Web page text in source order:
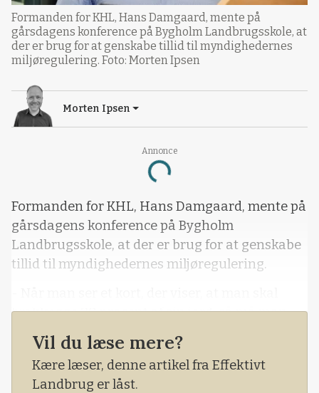
Annonce
Loading...
Formanden for KHL, Hans Damgaard, mente på
gårsdagens konference på Bygholm Landbrugsskole, at
der er brug for at genskabe tillid til myndighedernes
miljøregulering. Foto: Morten Ipsen
Morten Ipsen
Formanden for KHL, Hans Damgaard, mente på
gårsdagens konference på Bygholm
Landbrugsskole, at der er brug for at genskabe
tillid til myndighedernes miljøregulering.
braklægge 30 procent af sin jord, så må man
spørge, om der er tillid til det. Jeg har ikke tillid
til det, lød det fra landboformanden.
Han stillede også spørgsmålstegn ved de
Vil du læse mere?
Kære læser, denne artikel fra Effektivt
Landbrug er låst.